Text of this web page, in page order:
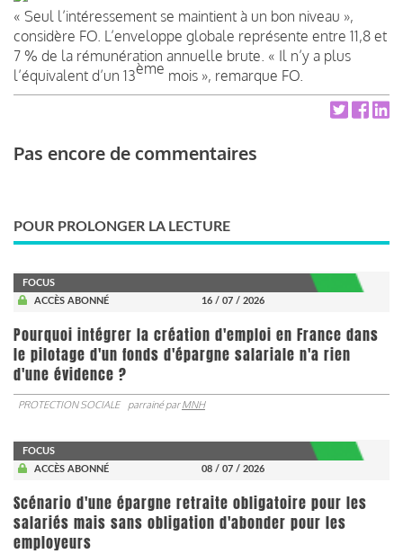
« Seul l’intéressement se maintient à un bon niveau »,
considère FO. L’enveloppe globale représente entre 11,8 et
7 % de la rémunération annuelle brute. « Il n’y a plus
l’équivalent d’un 13ème mois », remarque FO.
Pas encore de commentaires
POUR PROLONGER LA LECTURE
FOCUS
ACCÈS ABONNÉ
16 / 07 / 2026
Pourquoi intégrer la création d'emploi en France dans
le pilotage d'un fonds d'épargne salariale n'a rien
d'une évidence ?
PROTECTION SOCIALE parrainé parMNH
FOCUS
ACCÈS ABONNÉ
08 / 07 / 2026
Scénario d'une épargne retraite obligatoire pour les
salariés mais sans obligation d'abonder pour les
employeurs